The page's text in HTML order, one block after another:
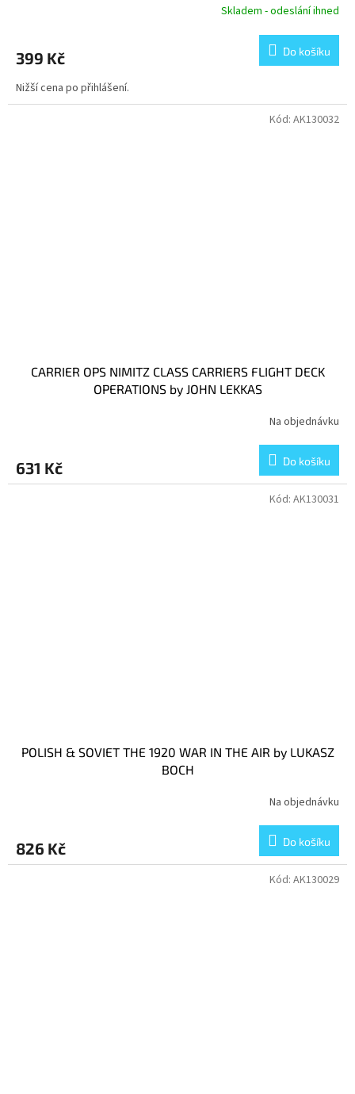
Skladem - odeslání ihned
399 Kč Do košíku
Nižší cena po přihlášení.
CARRIER OPS NIMITZ CLASS CARRIERS FLIGHT DECK
OPERATIONS by JOHN LEKKAS
Na objednávku
631 Kč Do košíku
Kód: AK130032
POLISH & SOVIET THE 1920 WAR IN THE AIR by LUKASZ
BOCH
Na objednávku
826 Kč Do košíku
Kód: AK130031
Kód: AK130029